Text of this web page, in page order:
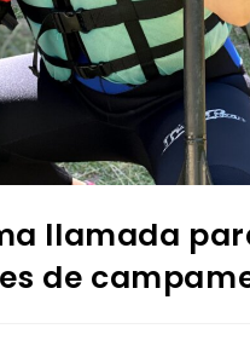
llamada
de